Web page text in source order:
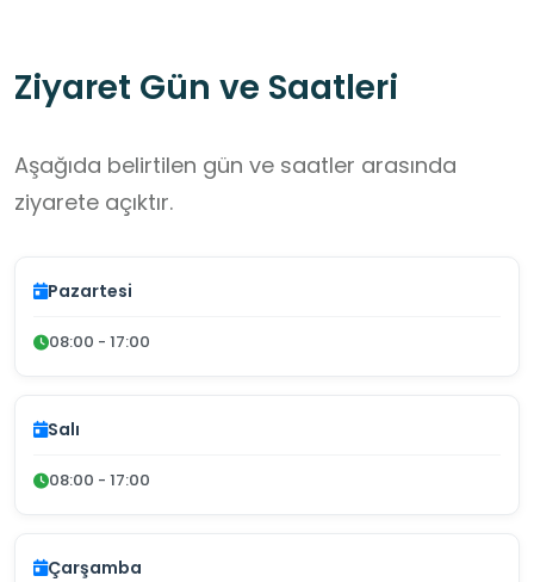
Ziyaret Gün ve Saatleri
Aşağıda belirtilen gün ve saatler arasında
ziyarete açıktır.
Pazartesi
08:00 - 17:00
Salı
08:00 - 17:00
Çarşamba